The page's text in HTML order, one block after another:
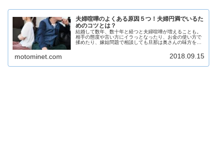
夫婦喧嘩のよくある原因５つ！夫婦円満でいるた
めのコツとは？
結婚して数年、数十年と経つと夫婦喧嘩が増えることも。
相手の態度や言い方にイラっとなったり、お金の使い方で
揉めたり、嫁姑問題で相談しても旦那は奥さんの味方をし
が爆発して夫婦喧嘩になることも。お互い喧嘩は辛いです
よね？そこで、夫婦円満のコツについてお話していきま
motominet.com 2018.09.15